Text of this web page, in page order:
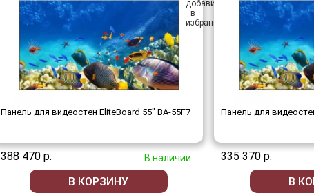
Панель для видеостен EliteBoard 55" BA-55F7
388 470 р. В наличии
В КОРЗИНУ
Панель для
335 370 р.
В